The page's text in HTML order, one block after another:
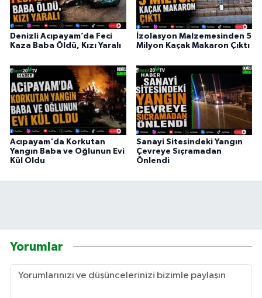
Denizli Acıpayam’da Feci
Kaza Baba Öldü, Kızı Yaralı
İzolasyon Malzemesinden 5
Milyon Kaçak Makaron Çıktı
Acıpayam'da Korkutan
Yangın Baba ve Oğlunun Evi
Kül Oldu
Sanayi Sitesindeki Yangın
Çevreye Sıçramadan
Önlendi
Yorumlar